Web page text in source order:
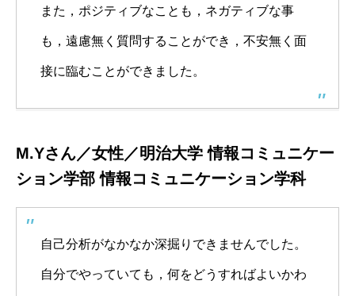
また，ポジティブなことも，ネガティブな事
も，遠慮無く質問することができ，不安無く面
接に臨むことができました。
M.Yさん／女性／明治大学 情報コミュニケー
ション学部 情報コミュニケーション学科
自己分析がなかなか深掘りできませんでした。
自分でやっていても，何をどうすればよいかわ